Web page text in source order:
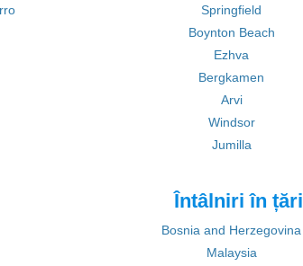
Springfield
Boynton Beach
Ezhva
Bergkamen
Arvi
Windsor
Jumilla
Întâlniri în țări
Bosnia and Herzegovina
Malaysia